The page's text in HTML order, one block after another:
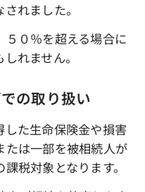
れました。
０％を超える場合に
れません。
の取り扱い
した生命保険金や損害
たは一部を被相続人が
税対象となります。